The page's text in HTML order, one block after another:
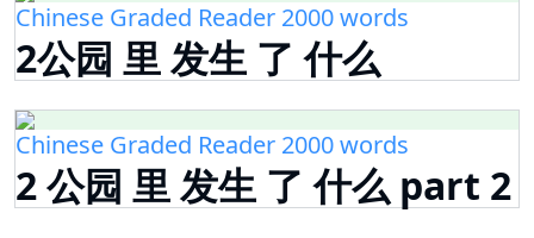
Chinese Graded Reader 2000 words
2公园 里 发生 了 什么
Chinese Graded Reader 2000 words
2 公园 里 发生 了 什么 part 2